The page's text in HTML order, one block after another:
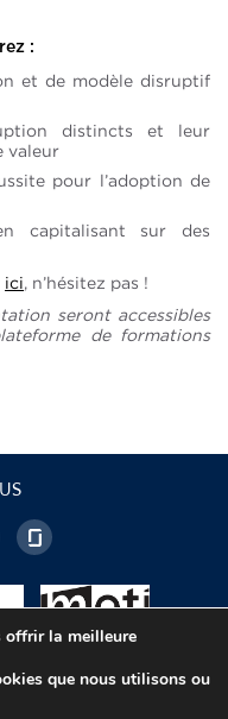
:
et de modèle disruptif
distincts et leur
valeur
pour l’adoption de
capitalisant sur des
ici, n’hésitez pas !
seront accessibles
de formations
offrir la meilleure
que nous utilisons ou